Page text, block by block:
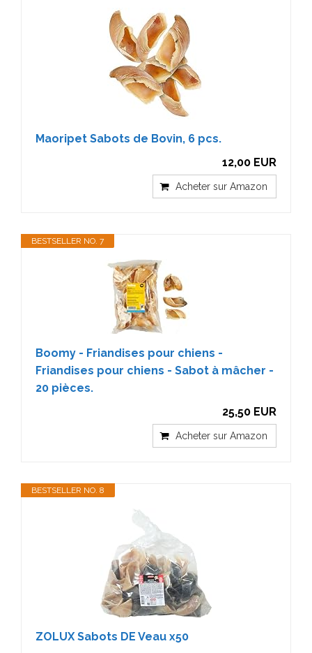
Maoripet Sabots de Bovin, 6 pcs.
12,00 EUR
Acheter sur Amazon
BESTSELLER NO. 7
Boomy - Friandises pour chiens -
Friandises pour chiens - Sabot à mâcher -
20 pièces.
25,50 EUR
Acheter sur Amazon
BESTSELLER NO. 8
ZOLUX Sabots DE Veau x50